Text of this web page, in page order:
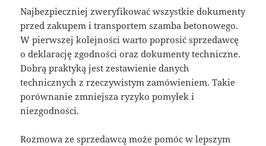
Najbezpieczniej zweryfikować wszystkie dokumenty
przed zakupem i transportem szamba betonowego.
W pierwszej kolejności warto poprosić sprzedawcę
o deklarację zgodności oraz dokumenty techniczne.
Dobrą praktyką jest zestawienie danych
technicznych z rzeczywistym zamówieniem. Takie
porównanie zmniejsza ryzyko pomyłek i
niezgodności.
Rozmowa ze sprzedawcą może pomóc w lepszym